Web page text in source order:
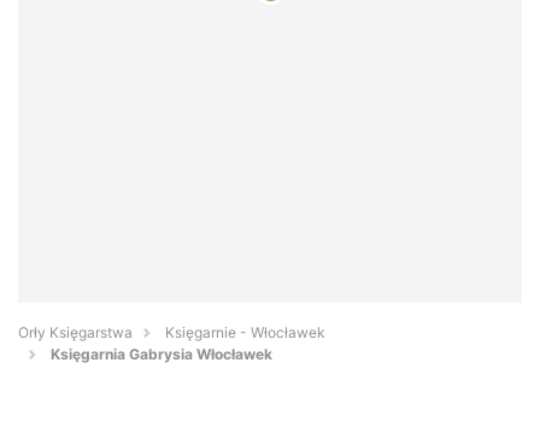
Orły Księgarstwa
Księgarnie - Włocławek
Księgarnia Gabrysia Włocławek